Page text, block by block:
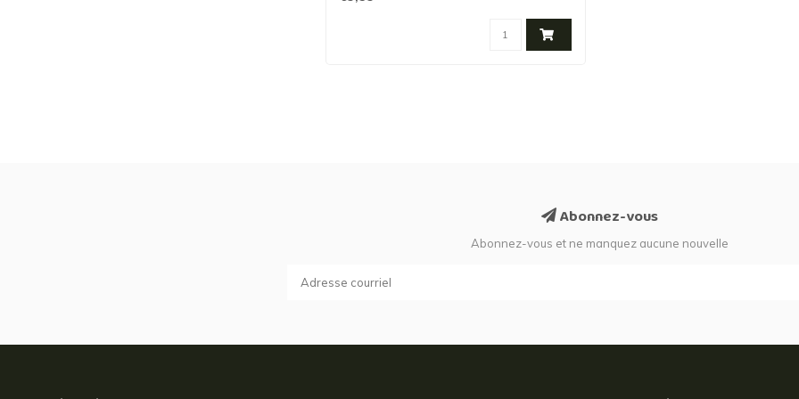
Abonnez-vous
Abonnez-vous et ne manquez aucune nouvelle